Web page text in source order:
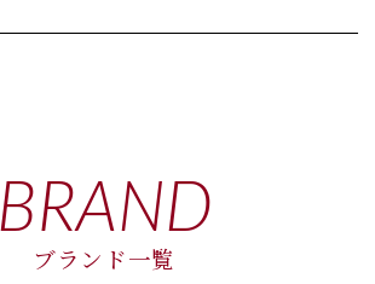
BRAND
ブランド一覧